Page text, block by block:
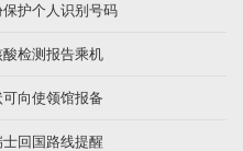
护个人识别号码
检测报告乘机
向使领馆报备
回国路线提醒